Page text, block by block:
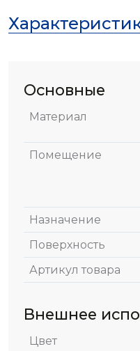
Основные
Материал
Помещение
Назначение
Поверхность
Артикул товара
Внешнее
Цвет